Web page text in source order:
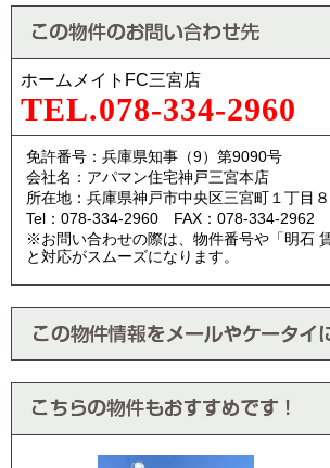
ホームメイトFC三宮店
TEL.078-334-2960
免許番号：兵庫県知事（9）第9090号
会社名：アパマン住宅神戸三宮本店
所在地：兵庫県神戸市中央区三宮町１丁目
Tel：078-334-2960 FAX：078-334-2962
※お問い合わせの際は、物件番号や「明石
と対応がスムーズになります。